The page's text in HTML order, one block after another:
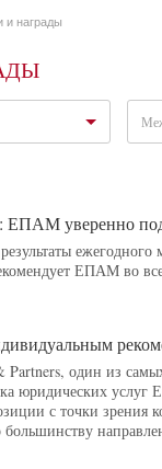
и награды
уверенно
ЕПАМ во
Partners, один из
юридических
с точки зрения